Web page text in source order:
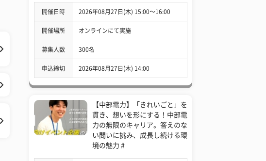
開催日時 2026年08月27日(木) 15:00〜16:00
開催場所 オンラインにて実施
募集人数 300名
申込締切 2026年08月27日(木) 14:00
【中部電力】「きれいごと」を
貫き、想いを形にする！中部電
力の無限のキャリア。答えのな
い問いに挑み、成長し続ける環
境の魅力 #